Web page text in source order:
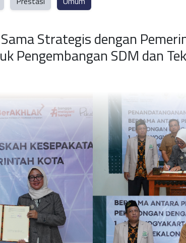
Strategis dengan
Pengembangan SDM dan